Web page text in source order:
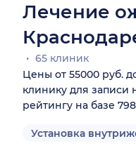
Лечение
65 клиник
Цены от 55000 руб.
клинику для
рейтингу на базе
Установка